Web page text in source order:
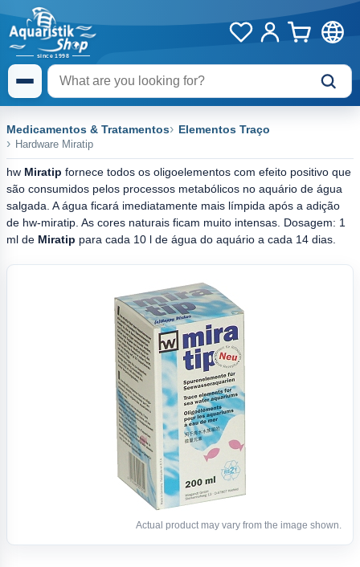
Medicamentos & Tratamentos Elementos Traço
Hardware Miratip
hw Miratip fornece todos os oligoelementos com efeito positivo que
são consumidos pelos processos metabólicos no aquário de água
salgada. A água ficará imediatamente mais límpida após a adição
de hw-miratip. As cores naturais ficam muito intensas. Dosagem: 1
ml de Miratip para cada 10 l de água do aquário a cada 14 dias.
Actual product may vary from the image shown.